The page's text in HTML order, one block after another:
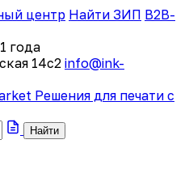
центр Найти ЗИП B2B-
года
14с2 info@ink-
Решения для печати с
Найти